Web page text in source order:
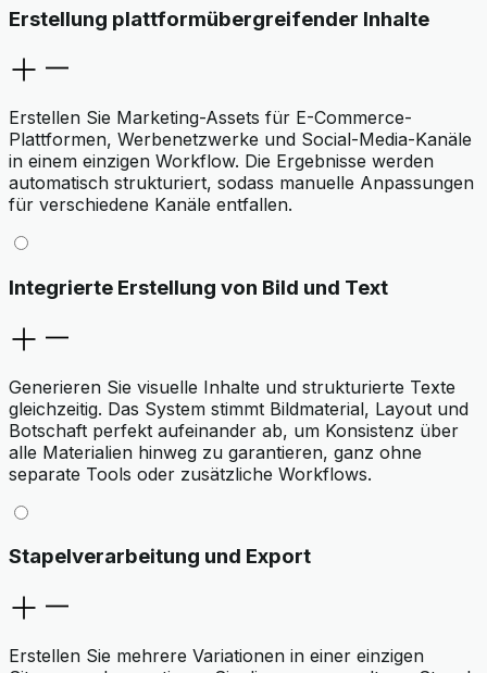
Erstellung plattformübergreifender Inhalte
Erstellen Sie Marketing-Assets für E-Commerce-
Plattformen, Werbenetzwerke und Social-Media-Kanäle
in einem einzigen Workflow. Die Ergebnisse werden
automatisch strukturiert, sodass manuelle Anpassungen
für verschiedene Kanäle entfallen.
Integrierte Erstellung von Bild und Text
Generieren Sie visuelle Inhalte und strukturierte Texte
gleichzeitig. Das System stimmt Bildmaterial, Layout und
Botschaft perfekt aufeinander ab, um Konsistenz über
alle Materialien hinweg zu garantieren, ganz ohne
separate Tools oder zusätzliche Workflows.
Stapelverarbeitung und Export
Erstellen Sie mehrere Variationen in einer einzigen